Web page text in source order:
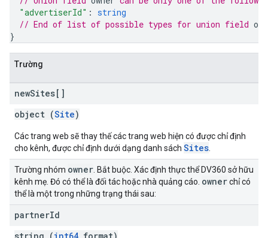
"advertiserId" : string
// End of list of possible types for union field
}
Trường
newSites[]
object (Site)
Các trang web sẽ thay thế các trang web hiện có được chỉ định
cho kênh, được chỉ định dưới dạng danh sách Sites
Trường nhóm owner . Bắt buộc. Xác định thực thể DV360 sở hữu
kênh mẹ. Đó có thể là đối tác hoặc nhà quảng cáo. ownerchỉ có
thể là một trong những trạng thái sau:
partnerId